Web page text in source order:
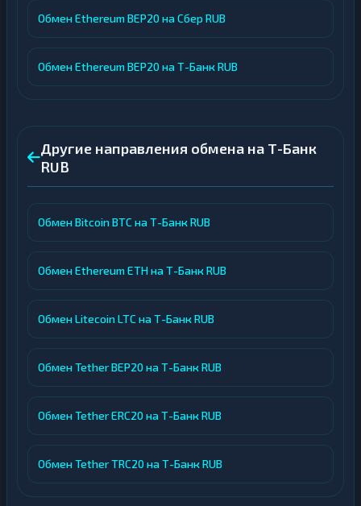
Обмен Ethereum BEP20 на Сбер RUB
Обмен Ethereum BEP20 на Т-Банк RUB
Другие направления обмена на Т-Банк
RUB
Обмен Bitcoin BTC на Т-Банк RUB
Обмен Ethereum ETH на Т-Банк RUB
Обмен Litecoin LTC на Т-Банк RUB
Обмен Tether BEP20 на Т-Банк RUB
Обмен Tether ERC20 на Т-Банк RUB
Обмен Tether TRC20 на Т-Банк RUB